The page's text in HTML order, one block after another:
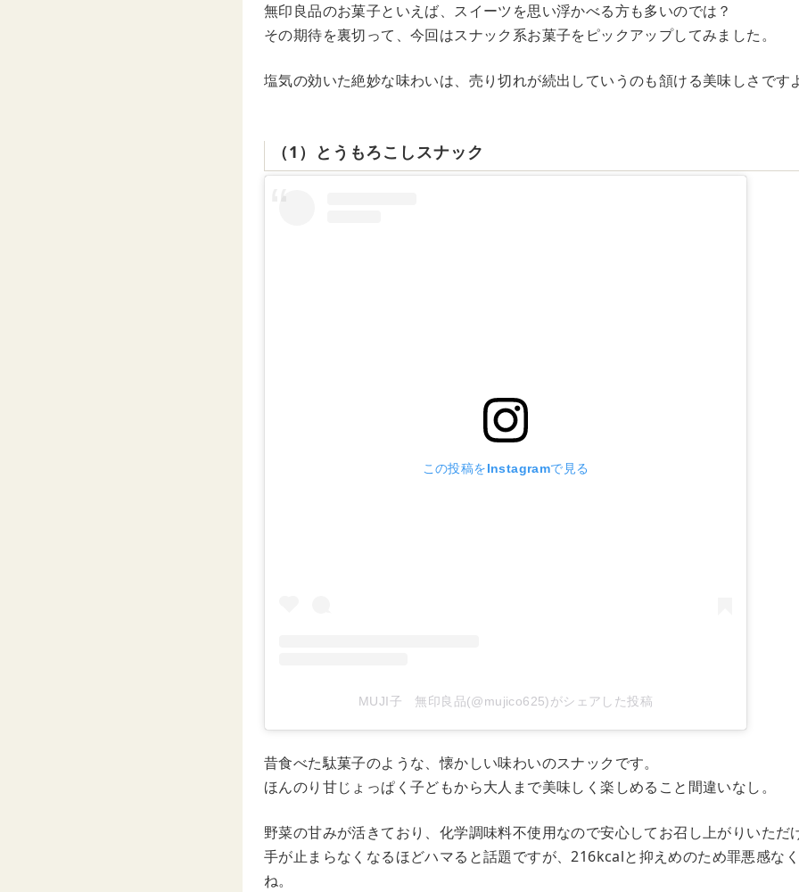
無印良品のお菓子といえば、スイーツを思い浮かべる方も多いのでは？
その期待を裏切って、今回はスナック系お菓子をピックアップしてみました。
塩気の効いた絶妙な味わいは、売り切れが続出していうのも頷ける美味しさです
（1）とうもろこしスナック
この投稿をInstagramで見る
MUJI子 無印良品(@mujico625)がシェアした投稿
昔食べた駄菓子のような、懐かしい味わいのスナックです。
ほんのり甘じょっぱく子どもから大人まで美味しく楽しめること間違いなし。
野菜の甘みが活きており、化学調味料不使用なので安心してお召し上がりいただ
手が止まらなくなるほどハマると話題ですが、216kcalと抑えめのため罪悪感な
ね。